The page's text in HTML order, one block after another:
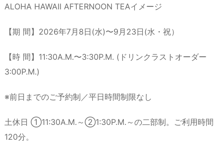
ALOHA HAWAII AFTERNOON TEAイメージ
【期 間】2026年7月8日(水)〜9月23日(水・祝）
【時 間】11:30A.M.〜3:30P.M. (ドリンクラストオーダー
3:00P.M.)
※前日までのご予約制／平日時間制限なし
土休日 ①11:30A.M.～②1:30P.M.～の二部制。ご利用時間
120分。